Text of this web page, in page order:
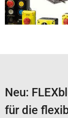
Neu:
für die